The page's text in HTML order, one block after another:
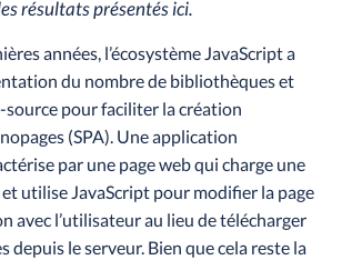
résultats présentés ici.
années, l’écosystème JavaScript a
du nombre de bibliothèques et
source pour faciliter la création
(SPA). Une application
par une page web qui charge une
utilise JavaScript pour modifier la page
avec l’utilisateur au lieu de télécharger
depuis le serveur. Bien que cela reste la